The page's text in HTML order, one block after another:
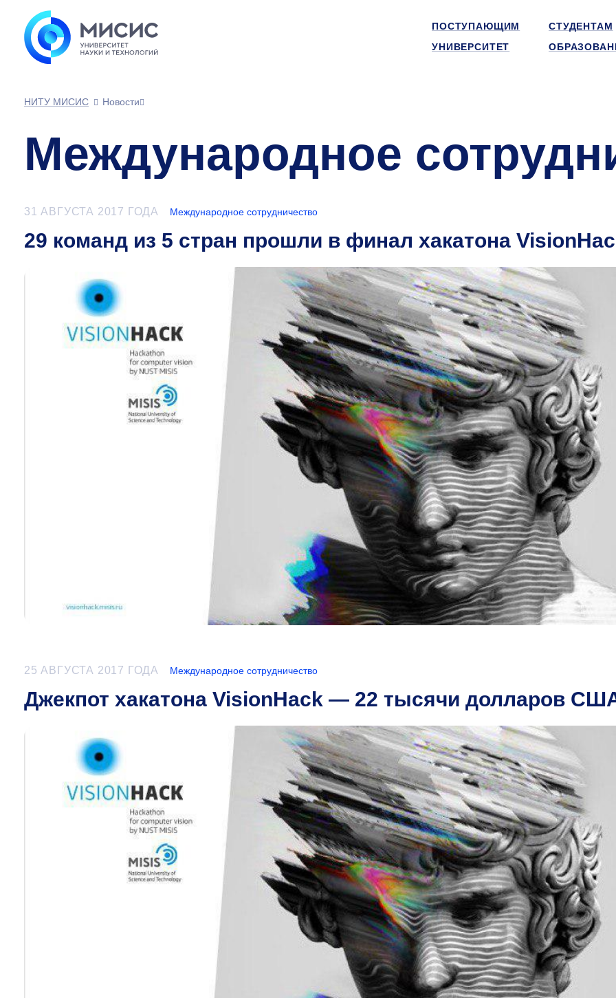
ПОСТУПАЮЩИМ
СТУДЕНТАМ
УНИВЕРСИТЕТ
НИТУ МИСИС Новости
Международное
31 АВГУСТА 2017 ГОДА Международное сотрудничество
29 команд из 5 стран прошли в финал хакатона
25 АВГУСТА 2017 ГОДА Международное сотрудничество
Джекпот хакатона VisionHack — 22 тысячи долларов